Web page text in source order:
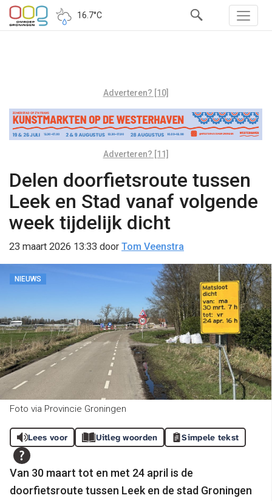
16.7°C
Adverteren? [10]
Adverteren? [11]
Delen doorfietsroute tussen
Leek en Stad vanaf volgende
week tijdelijk dicht
23 maart 2026 13:33 door Tom Veenstra
NIEUWS
Foto via Provincie Groningen
Lees voor Uitleg woorden Simpele tekst
Van 30 maart tot en met 24 april is de
doorfietsroute tussen Leek en de stad Groningen